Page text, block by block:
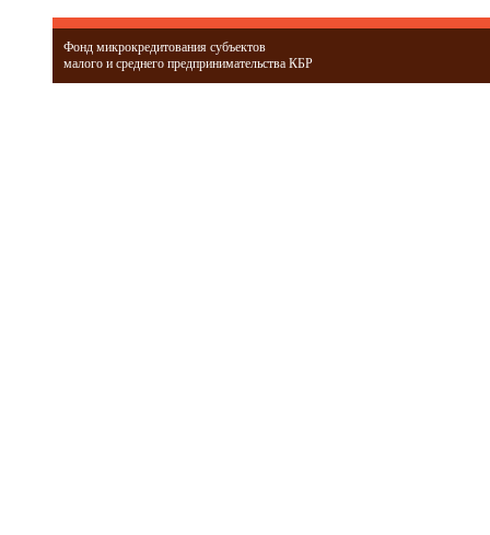
Фонд микрокредитования субъектов
малого и среднего предпринимательства КБР